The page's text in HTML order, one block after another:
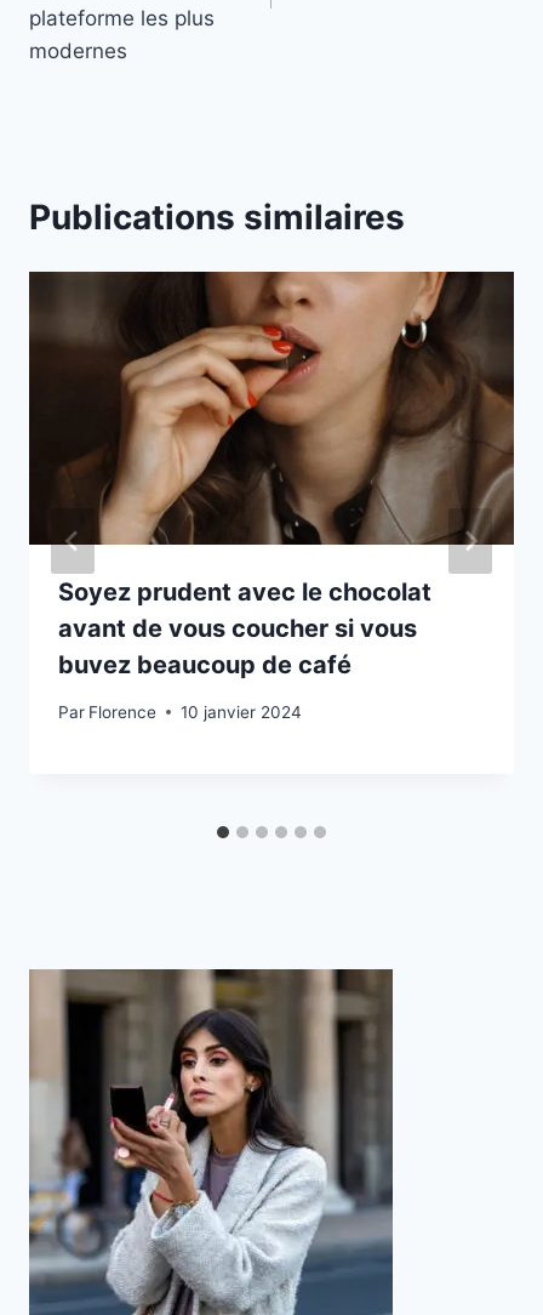
plateforme les plus
modernes
Publications similaires
Soyez prudent avec le chocolat
avant de vous coucher si vous
buvez beaucoup de café
Par Florence 10 janvier 2024